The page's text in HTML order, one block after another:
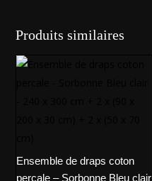
Produits similaires
Ensemble de draps coton
percale – Sorbonne Bleu clair